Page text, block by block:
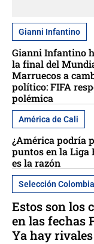
Gianni Infantino
Gianni Infantino
la final del
Marruecos a
político: FIFA
polémica
América de Cali
¿América podría
puntos en la Liga
es la razón
Selección Colombia
Estos son los
en las fechas
Ya hay